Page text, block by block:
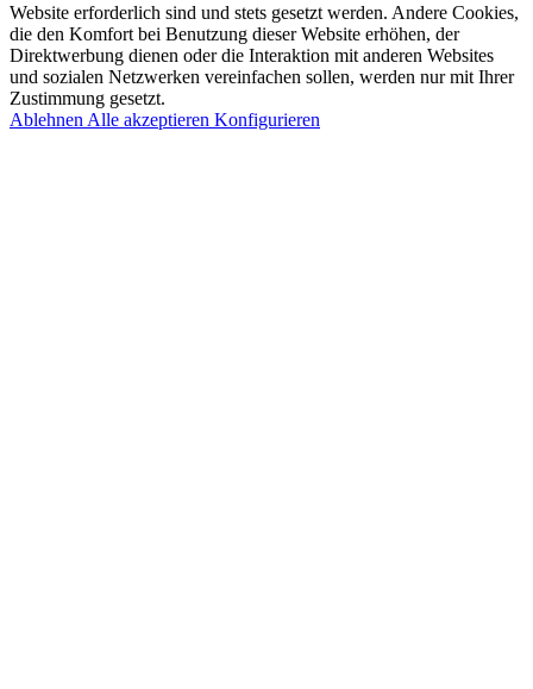
Website erforderlich sind und stets gesetzt werden. Andere Cookies,
die den Komfort bei Benutzung dieser Website erhöhen, der
Direktwerbung dienen oder die Interaktion mit anderen Websites
und sozialen Netzwerken vereinfachen sollen, werden nur mit Ihrer
Zustimmung gesetzt.
Ablehnen Alle akzeptieren Konfigurieren